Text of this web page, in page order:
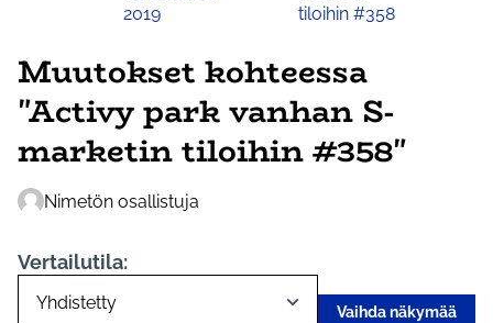
2019
tiloihin #358
Muutokset kohteessa
"Activy park vanhan S-
marketin tiloihin #358"
Nimetön osallistuja
Vertailutila:
Vaihda näkymää